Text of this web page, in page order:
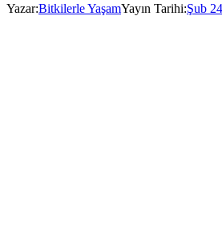
Yazar:Bitkilerle YaşamYayın Tarihi:Şub